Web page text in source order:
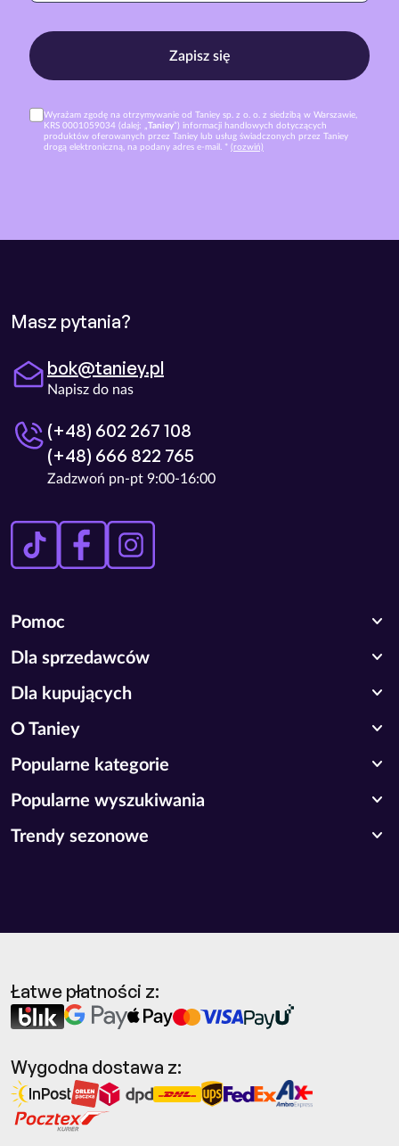
Zapisz się
Wyrażam zgodę na otrzymywanie od Taniey sp. z o. o. z siedzibą w Warszawie,
KRS 0001059034 (dalej: „Taniey”) informacji handlowych dotyczących
produktów oferowanych przez Taniey lub usług świadczonych przez Taniey
drogą elektroniczną, na podany adres e-mail. * (rozwiń)
Masz pytania?
bok@taniey.pl
Napisz do nas
(+48) 602 267 108
(+48) 666 822 765
Zadzwoń pn-pt 9:00-16:00
Pomoc expand_more
Dla sprzedawców expand_more
Dla kupujących expand_more
O Taniey expand_more
Popularne kategorie expand_more
Popularne wyszukiwania expand_more
Trendy sezonowe expand_more
Łatwe płatności z:
Wygodna dostawa z: